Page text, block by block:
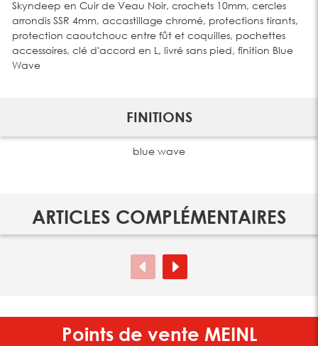
Skyndeep en Cuir de Veau Noir, crochets 10mm, cercles
arrondis SSR 4mm, accastillage chromé, protections tirants,
protection caoutchouc entre fût et coquilles, pochettes
accessoires, clé d'accord en L, livré sans pied, finition Blue
Wave
FINITIONS
blue wave
ARTICLES COMPLÉMENTAIRES
Points de vente MEINL